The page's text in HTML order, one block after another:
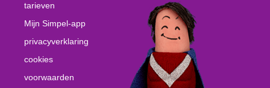
tarieven
Mijn Simpel-app
privacyverklaring
cookies
voorwaarden